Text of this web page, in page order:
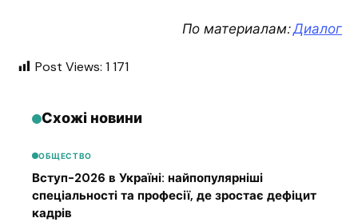
По материалам:Диалог
Post Views: 1 171
Схожі новини
ОБЩЕСТВО
Вступ-2026 в Україні: найпопулярніші
спеціальності та професії, де зростає дефіцит
кадрів